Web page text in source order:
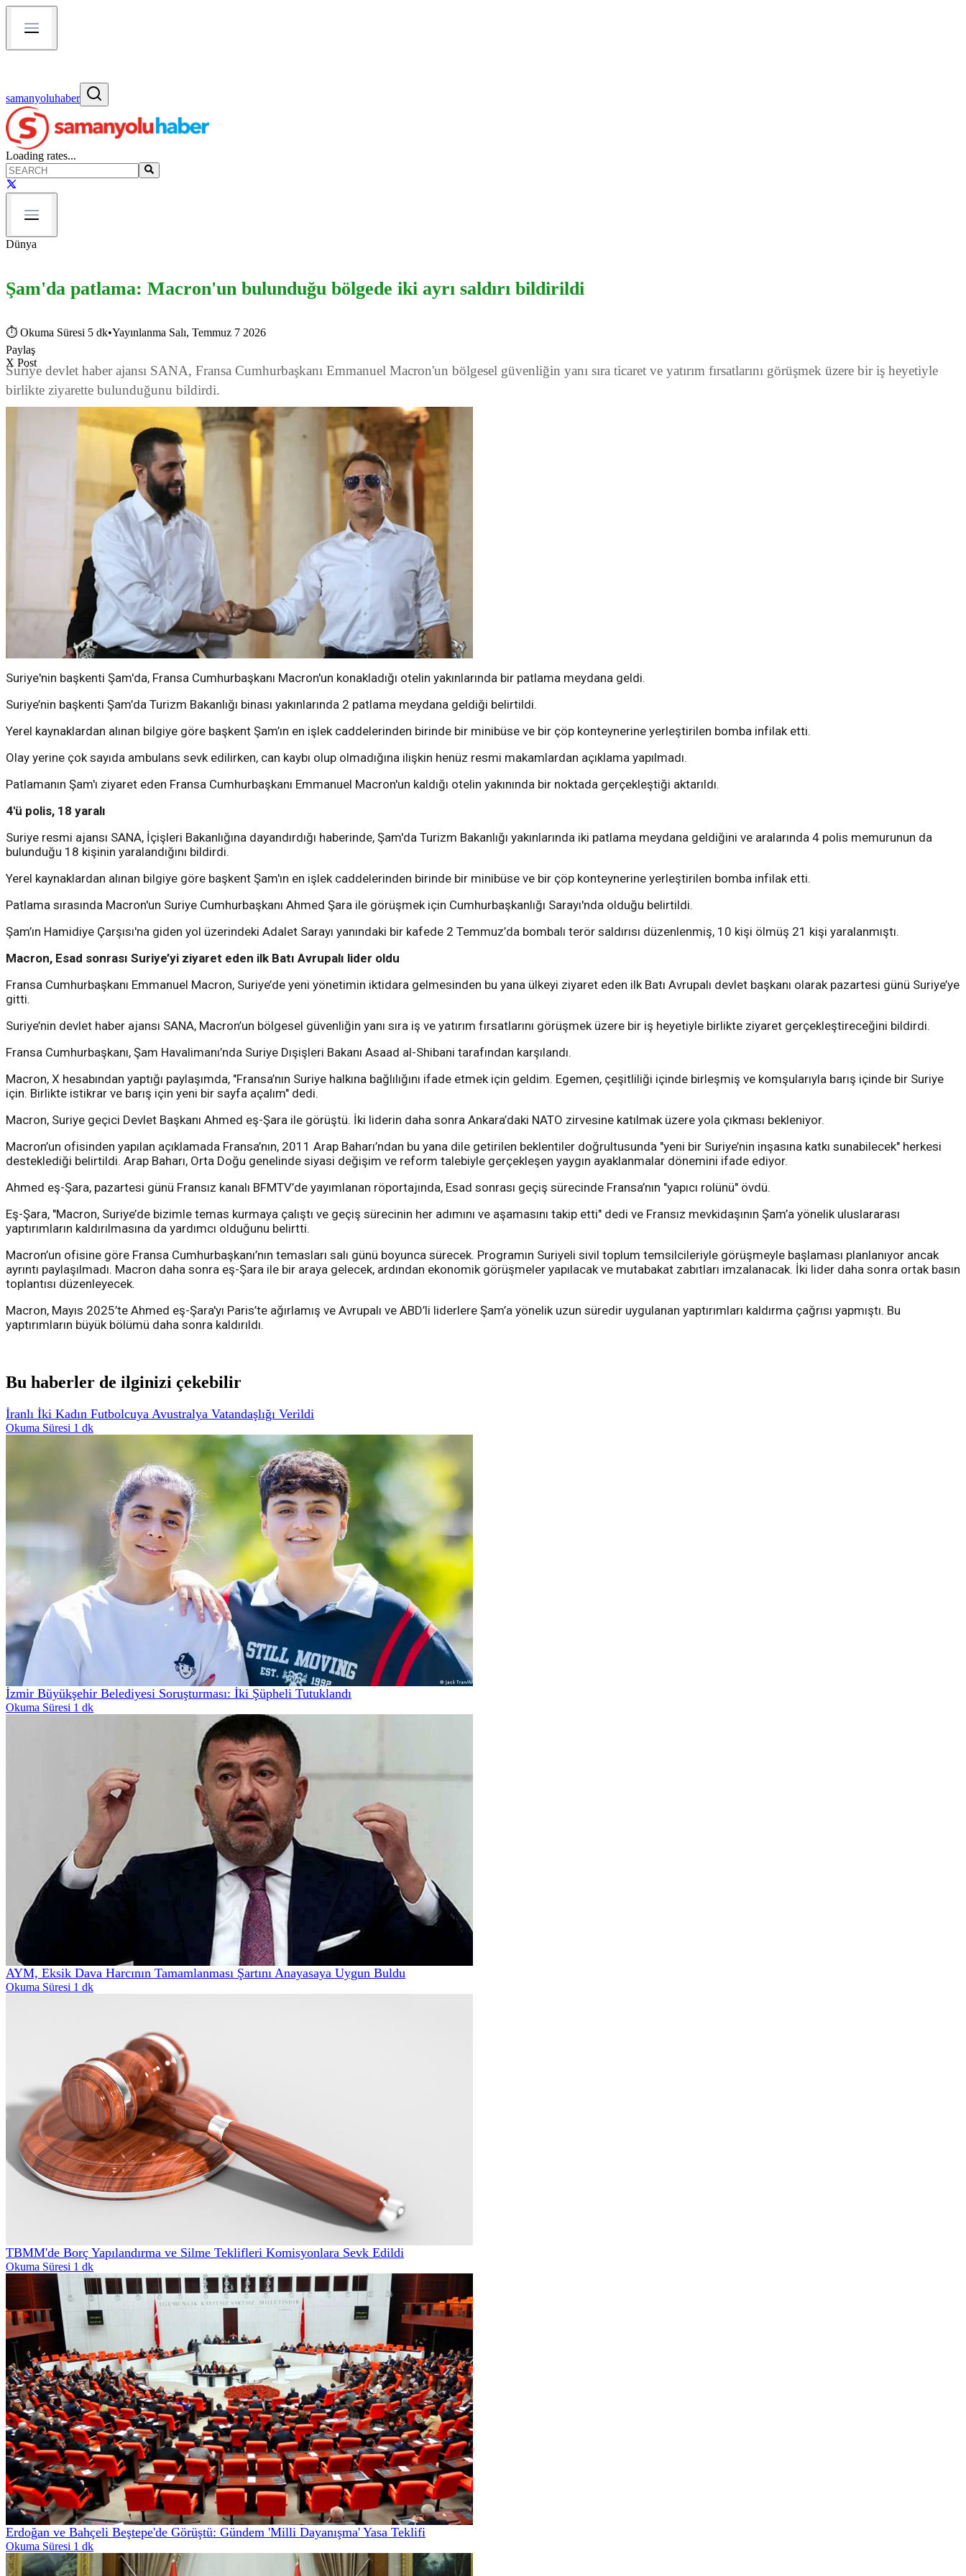
samanyoluhaber
Loading rates...
Dünya
Şam'da patlama: Macron'un bulunduğu bölgede iki ayrı saldırı bildirildi
⏱ Okuma Süresi 5 dk•Yayınlanma Salı, Temmuz 7 2026
Paylaş
X Post
Suriye devlet haber ajansı SANA, Fransa Cumhurbaşkanı Emmanuel Macron'un bölgesel güvenliğin yanı sıra ticaret ve yatırım fırsatlarını görüşmek üzere bir iş heyetiyle
birlikte ziyarette bulunduğunu bildirdi.
Suriye'nin başkenti Şam'da, Fransa Cumhurbaşkanı Macron'un konakladığı otelin yakınlarında bir patlama meydana geldi.
Suriye’nin başkenti Şam’da Turizm Bakanlığı binası yakınlarında 2 patlama meydana geldiği belirtildi.
Yerel kaynaklardan alınan bilgiye göre başkent Şam’ın en işlek caddelerinden birinde bir minibüse ve bir çöp konteynerine yerleştirilen bomba infilak etti.
Olay yerine çok sayıda ambulans sevk edilirken, can kaybı olup olmadığına ilişkin henüz resmi makamlardan açıklama yapılmadı.
Patlamanın Şam'ı ziyaret eden Fransa Cumhurbaşkanı Emmanuel Macron'un kaldığı otelin yakınında bir noktada gerçekleştiği aktarıldı.
4'ü polis, 18 yaralı
Suriye resmi ajansı SANA, İçişleri Bakanlığına dayandırdığı haberinde, Şam'da Turizm Bakanlığı yakınlarında iki patlama meydana geldiğini ve aralarında 4 polis memurunun da
bulunduğu 18 kişinin yaralandığını bildirdi.
Yerel kaynaklardan alınan bilgiye göre başkent Şam'ın en işlek caddelerinden birinde bir minibüse ve bir çöp konteynerine yerleştirilen bomba infilak etti.
Patlama sırasında Macron'un Suriye Cumhurbaşkanı Ahmed Şara ile görüşmek için Cumhurbaşkanlığı Sarayı'nda olduğu belirtildi.
Şam’ın Hamidiye Çarşısı'na giden yol üzerindeki Adalet Sarayı yanındaki bir kafede 2 Temmuz’da bombalı terör saldırısı düzenlenmiş, 10 kişi ölmüş 21 kişi yaralanmıştı.
Macron, Esad sonrası Suriye’yi ziyaret eden ilk Batı Avrupalı lider oldu
Fransa Cumhurbaşkanı Emmanuel Macron, Suriye’de yeni yönetimin iktidara gelmesinden bu yana ülkeyi ziyaret eden ilk Batı Avrupalı devlet başkanı olarak pazartesi günü Suriye’ye
gitti.
Suriye’nin devlet haber ajansı SANA, Macron’un bölgesel güvenliğin yanı sıra iş ve yatırım fırsatlarını görüşmek üzere bir iş heyetiyle birlikte ziyaret gerçekleştireceğini bildirdi.
Fransa Cumhurbaşkanı, Şam Havalimanı’nda Suriye Dışişleri Bakanı Asaad al-Shibani tarafından karşılandı.
Macron, X hesabından yaptığı paylaşımda, "Fransa’nın Suriye halkına bağlılığını ifade etmek için geldim. Egemen, çeşitliliği içinde birleşmiş ve komşularıyla barış içinde bir Suriye
için. Birlikte istikrar ve barış için yeni bir sayfa açalım" dedi.
Macron, Suriye geçici Devlet Başkanı Ahmed eş-Şara ile görüştü. İki liderin daha sonra Ankara’daki NATO zirvesine katılmak üzere yola çıkması bekleniyor.
Macron’un ofisinden yapılan açıklamada Fransa’nın, 2011 Arap Baharı’ndan bu yana dile getirilen beklentiler doğrultusunda "yeni bir Suriye’nin inşasına katkı sunabilecek" herkesi
desteklediği belirtildi. Arap Baharı, Orta Doğu genelinde siyasi değişim ve reform talebiyle gerçekleşen yaygın ayaklanmalar dönemini ifade ediyor.
Ahmed eş-Şara, pazartesi günü Fransız kanalı BFMTV’de yayımlanan röportajında, Esad sonrası geçiş sürecinde Fransa’nın "yapıcı rolünü" övdü.
Eş-Şara, "Macron, Suriye’de bizimle temas kurmaya çalıştı ve geçiş sürecinin her adımını ve aşamasını takip etti" dedi ve Fransız mevkidaşının Şam’a yönelik uluslararası
yaptırımların kaldırılmasına da yardımcı olduğunu belirtti.
Macron’un ofisine göre Fransa Cumhurbaşkanı’nın temasları salı günü boyunca sürecek. Programın Suriyeli sivil toplum temsilcileriyle görüşmeyle başlaması planlanıyor ancak
ayrıntı paylaşılmadı. Macron daha sonra eş-Şara ile bir araya gelecek, ardından ekonomik görüşmeler yapılacak ve mutabakat zabıtları imzalanacak. İki lider daha sonra ortak basın
toplantısı düzenleyecek.
Macron, Mayıs 2025’te Ahmed eş-Şara'yı Paris’te ağırlamış ve Avrupalı ve ABD’li liderlere Şam’a yönelik uzun süredir uygulanan yaptırımları kaldırma çağrısı yapmıştı. Bu
yaptırımların büyük bölümü daha sonra kaldırıldı.
Bu haberler de ilginizi çekebilir
İranlı İki Kadın Futbolcuya Avustralya Vatandaşlığı Verildi
Okuma Süresi 1 dk
İzmir Büyükşehir Belediyesi Soruşturması: İki Şüpheli Tutuklandı
Okuma Süresi 1 dk
AYM, Eksik Dava Harcının Tamamlanması Şartını Anayasaya Uygun Buldu
Okuma Süresi 1 dk
TBMM'de Borç Yapılandırma ve Silme Teklifleri Komisyonlara Sevk Edildi
Okuma Süresi 1 dk
Erdoğan ve Bahçeli Beştepe'de Görüştü: Gündem 'Milli Dayanışma' Yasa Teklifi
Okuma Süresi 1 dk